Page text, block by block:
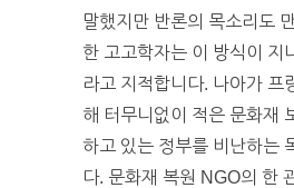
말했지만 반론의 목소리도
한 고고학자는 이 방식이 지
라고 지적합니다. 나아가 프
해 터무니없이 적은 문화재
하고 있는 정부를 비난하는
다. 문화재 복원 NGO의 한